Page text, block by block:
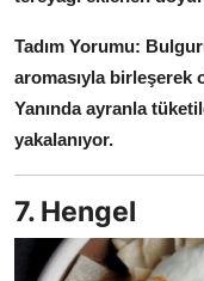
Tadım Yorumu:
aromasıyla
Yanında ayranla
yakalanıyor.
7. Hengel